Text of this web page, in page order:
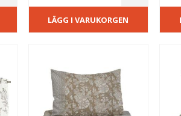
LÄGG I VARUKORGEN